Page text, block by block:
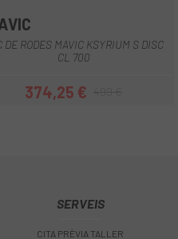
DE RODES MAVIC KSYRIUM S DISC
CL 700
Preu
374,25 €Preu regular
SERVEIS
CITA PRÈVIA TALLER